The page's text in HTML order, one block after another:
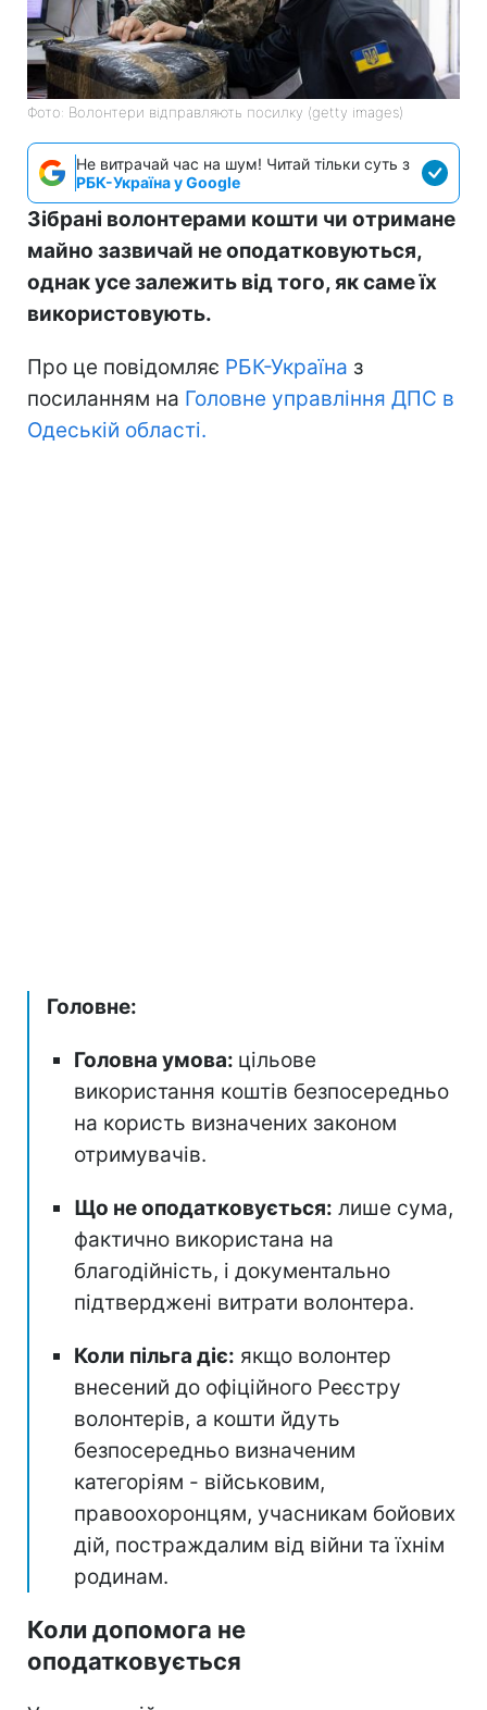
Фото: Волонтери відправляють посилку (getty images)
Не витрачай час на шум! Читай тільки суть з
РБК-Україна у Google
Зібрані волонтерами кошти чи отримане
майно зазвичай не оподатковуються,
однак усе залежить від того, як саме їх
використовують.
Про це повідомляє РБК-Україна з
посиланням на Головне управління ДПС в
Одеській області.
Головне:
Головна умова: цільове
використання коштів безпосередньо
на користь визначених законом
отримувачів.
Що не оподатковується: лише сума,
фактично використана на
благодійність, і документально
підтверджені витрати волонтера.
Коли пільга діє: якщо волонтер
внесений до офіційного Реєстру
волонтерів, а кошти йдуть
безпосередньо визначеним
категоріям - військовим,
правоохоронцям, учасникам бойових
дій, постраждалим від війни та їхнім
родинам.
Коли допомога не
оподатковується